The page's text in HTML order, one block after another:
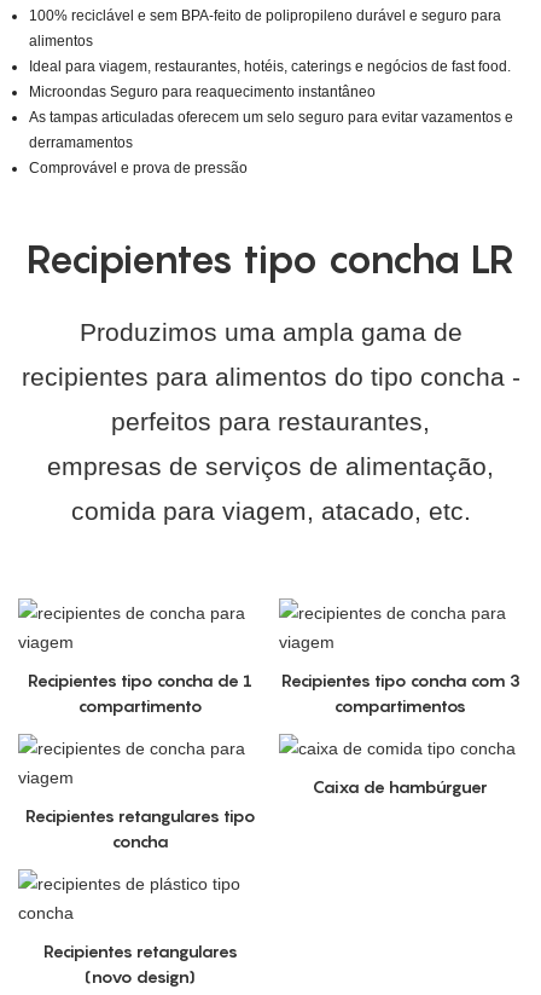
100% reciclável e sem BPA-feito de polipropileno durável e seguro para
alimentos
Ideal para viagem, restaurantes, hotéis, caterings e negócios de fast food.
Microondas Seguro para reaquecimento instantâneo
As tampas articuladas oferecem um selo seguro para evitar vazamentos e
derramamentos
Comprovável e prova de pressão
Recipientes tipo concha LR
Produzimos uma ampla gama de
recipientes para alimentos do tipo concha -
perfeitos para restaurantes,
empresas de serviços de alimentação,
comida para viagem, atacado, etc.
Recipientes tipo concha de 1
compartimento
Recipientes tipo concha com 3
compartimentos
Recipientes retangulares tipo
concha
Caixa de hambúrguer
Recipientes retangulares
(novo design)